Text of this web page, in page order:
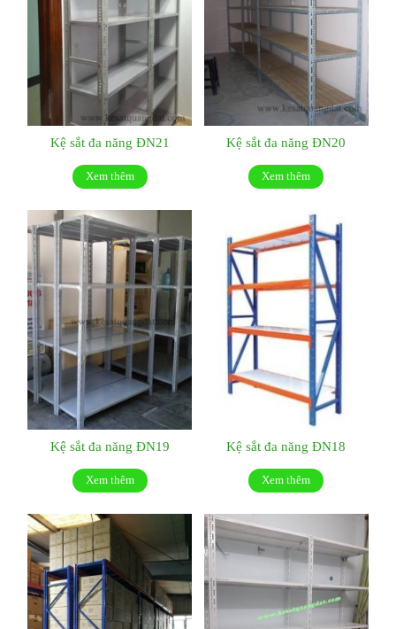
Kệ sắt đa năng ĐN21
Xem thêm
Kệ sắt đa năng ĐN20
Xem thêm
Kệ sắt đa năng ĐN19
Xem thêm
Kệ sắt đa năng ĐN18
Xem thêm